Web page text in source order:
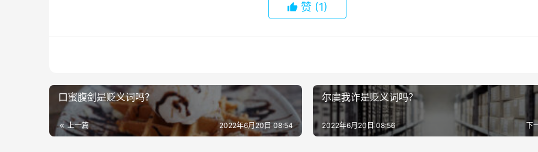
赞 (1)
口蜜腹剑是贬义词吗？
上一篇 2022年6月20日 08:54
尔虞我诈是贬义词吗？
下
2022年6月20日 08:56